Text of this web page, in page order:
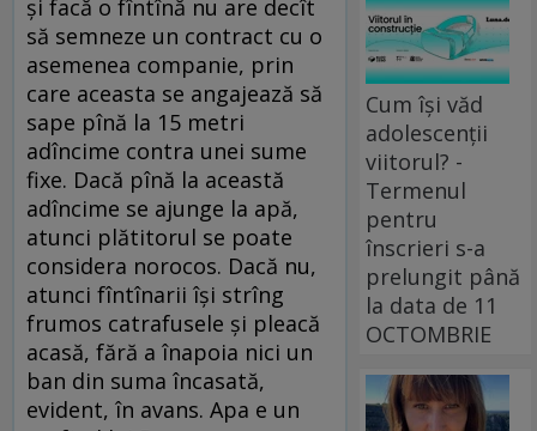
şi facă o fîntînă nu are decît
să semneze un contract cu o
asemenea companie, prin
care aceasta se angajează să
sape pînă la 15 metri
adîncime contra unei sume
fixe. Dacă pînă la această
adîncime se ajunge la apă,
atunci plătitorul se poate
considera norocos. Dacă nu,
atunci fîntînarii îşi strîng
frumos catrafusele şi pleacă
acasă, fără a înapoia nici un
ban din suma încasată,
evident, în avans. Apa e un
Cum își văd
adolescenții
viitorul? -
Termenul
pentru
înscrieri s-a
prelungit până
la data de 11
OCTOMBRIE